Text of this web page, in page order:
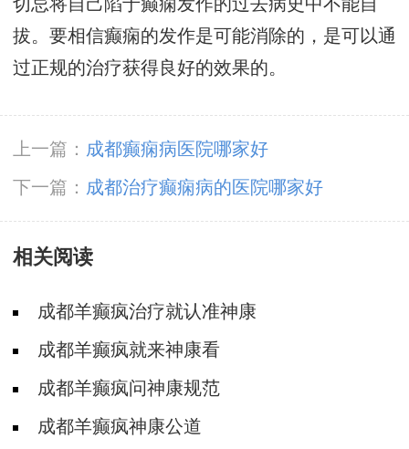
切忌将自己陷于癫痫发作的过去病史中不能自
拔。要相信癫痫的发作是可能消除的，是可以通
过正规的治疗获得良好的效果的。
上一篇： 成都癫痫病医院哪家好
下一篇： 成都治疗癫痫病的医院哪家好
相关阅读
成都羊癫疯治疗就认准神康
成都羊癫疯就来神康看
成都羊癫疯问神康规范
成都羊癫疯神康公道